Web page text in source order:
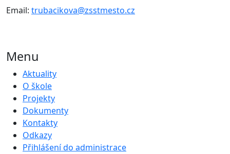
Email: trubacikova@zsstmesto.cz
Menu
Aktuality
O škole
Projekty
Dokumenty
Kontakty
Odkazy
Přihlášení do administrace